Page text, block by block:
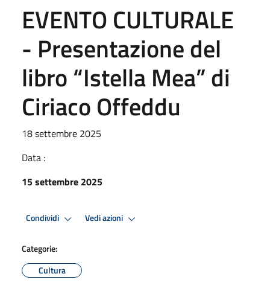
EVENTO CULTURALE
- Presentazione del
libro “Istella Mea” di
Ciriaco Offeddu
18 settembre 2025
Data :
15 settembre 2025
Condividi Vedi azioni
Categorie:
Cultura